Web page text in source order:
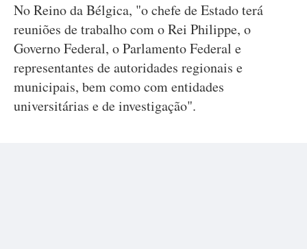
No Reino da Bélgica, "o chefe de Estado terá
reuniões de trabalho com o Rei Philippe, o
Governo Federal, o Parlamento Federal e
representantes de autoridades regionais e
municipais, bem como com entidades
universitárias e de investigação".